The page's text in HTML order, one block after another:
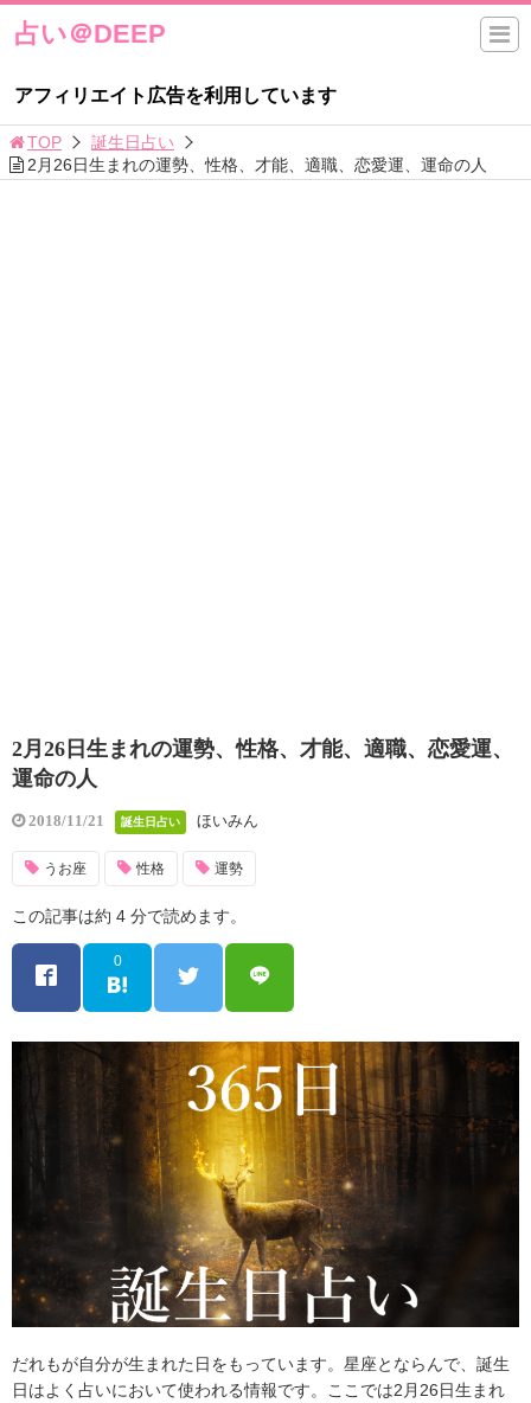
占い＠DEEP
アフィリエイト広告を利用しています
TOP
誕生日占い
2月26日生まれの運勢、性格、才能、適職、恋愛運、運命の人
2月26日生まれの運勢、性格、才能、適職、恋愛運、
運命の人
2018/11/21 誕生日占い ほいみん
うお座 性格 運勢
この記事は約 4 分で読めます。
0
だれもが自分が生まれた日をもっています。星座とならんで、誕生
日はよく占いにおいて使われる情報です。ここでは2月26日生まれ